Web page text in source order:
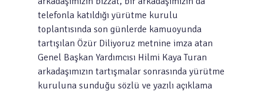
telefonla katıldığı yürütme kurulu
toplantısında son günlerde kamuoyunda
tartışılan Özür Diliyoruz metnine imza atan
Genel Başkan Yardımcısı Hilmi Kaya Turan
arkadaşımızın tartışmalar sonrasında yürütme
kuruluna sunduğu sözlü ve yazılı açıklama